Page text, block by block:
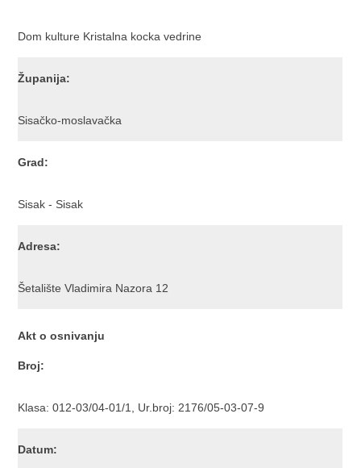
Dom kulture Kristalna kocka vedrine
Županija:
Sisačko-moslavačka
Grad:
Sisak - Sisak
Adresa:
Šetalište Vladimira Nazora 12
Akt o osnivanju
Broj:
Klasa: 012-03/04-01/1, Ur.broj: 2176/05-03-07-9
Datum: